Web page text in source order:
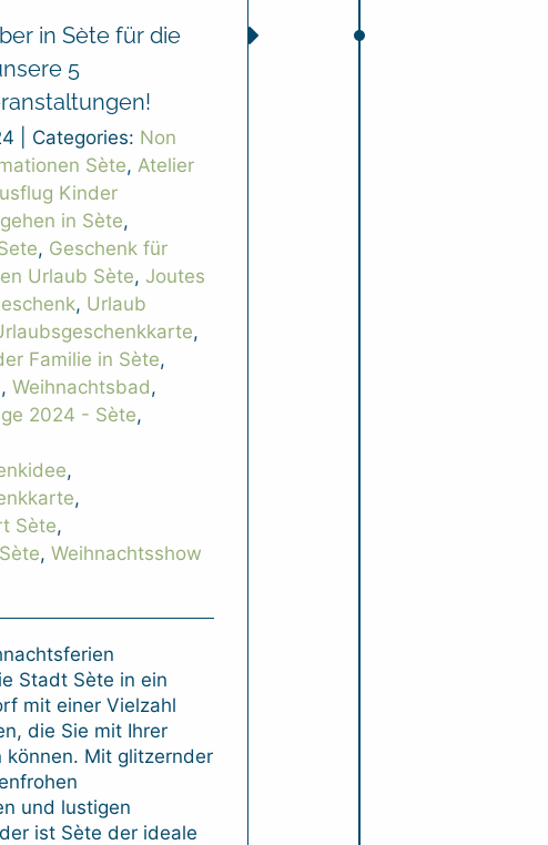
in Sète für die
5
Categories: Non
Sète, Atelier
Kinder
in Sète,
, Geschenk für
Urlaub Sète, Joutes
, Urlaub
,
Familie in Sète,
, Weihnachtsbad,
2024 - Sète,
,
,
Sète,
, Weihnachtsshow
Stadt Sète in ein
mit einer Vielzahl
die Sie mit Ihrer
können. Mit glitzernder
und lustigen
ist Sète der ideale